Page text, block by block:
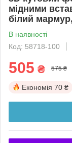
мідними
білий
В наявності
Код: 58718-100
505 ₴ 575 ₴
Економія 70 ₴